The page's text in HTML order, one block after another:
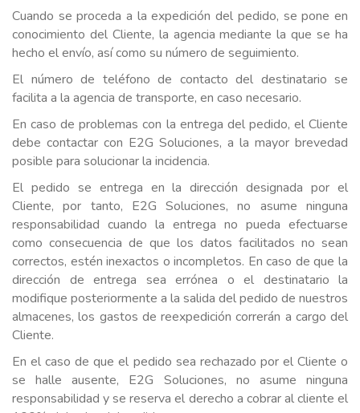
Cuando se proceda a la expedición del pedido, se pone en
conocimiento del Cliente, la agencia mediante la que se ha
hecho el envío, así como su número de seguimiento.
El número de teléfono de contacto del destinatario se
facilita a la agencia de transporte, en caso necesario.
En caso de problemas con la entrega del pedido, el Cliente
debe contactar con E2G Soluciones, a la mayor brevedad
posible para solucionar la incidencia.
El pedido se entrega en la dirección designada por el
Cliente, por tanto, E2G Soluciones, no asume ninguna
responsabilidad cuando la entrega no pueda efectuarse
como consecuencia de que los datos facilitados no sean
correctos, estén inexactos o incompletos. En caso de que la
dirección de entrega sea errónea o el destinatario la
modifique posteriormente a la salida del pedido de nuestros
almacenes, los gastos de reexpedición correrán a cargo del
Cliente.
En el caso de que el pedido sea rechazado por el Cliente o
se halle ausente, E2G Soluciones, no asume ninguna
responsabilidad y se reserva el derecho a cobrar al cliente el